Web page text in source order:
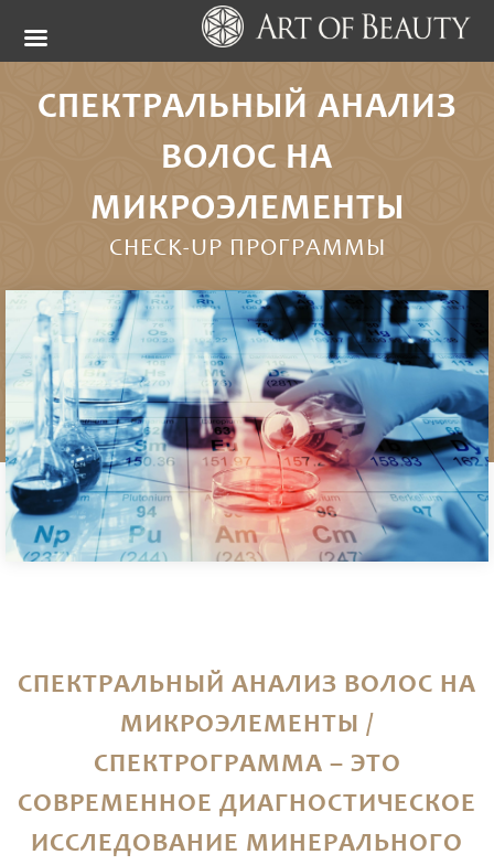
СПЕКТРАЛЬНЫЙ АНАЛИЗ
ВОЛОС НА
МИКРОЭЛЕМЕНТЫ
CHECK-UP ПРОГРАММЫ
СПЕКТРАЛЬНЫЙ АНАЛИЗ ВОЛОС НА
МИКРОЭЛЕМЕНТЫ /
СПЕКТРОГРАММА – ЭТО
СОВРЕМЕННОЕ ДИАГНОСТИЧЕСКОЕ
ИССЛЕДОВАНИЕ МИНЕРАЛЬНОГО